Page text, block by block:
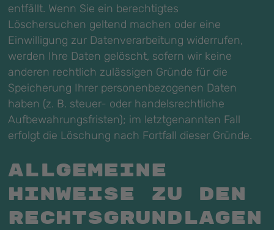
entfällt. Wenn Sie ein berechtigtes
Löschersuchen geltend machen oder eine
Einwilligung zur Datenverarbeitung widerrufen,
werden Ihre Daten gelöscht, sofern wir keine
anderen rechtlich zulässigen Gründe für die
Speicherung Ihrer personenbezogenen Daten
haben (z. B. steuer- oder handelsrechtliche
Aufbewahrungsfristen); im letztgenannten Fall
erfolgt die Löschung nach Fortfall dieser Gründe.
Allgemeine
Hinweise zu den
Rechtsgrundlagen